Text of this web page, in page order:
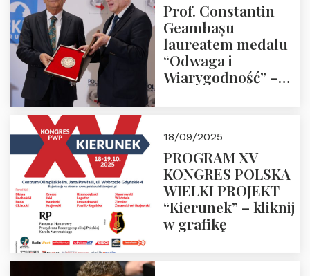
Prof. Constantin
Geambașu
laureatem medalu
“Odwaga i
Wiarygodność” –
18/09/2025
PROGRAM XV
KONGRES POLSKA
WIELKI PROJEKT
“Kierunek” – kliknij
w grafikę